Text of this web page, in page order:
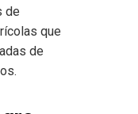
de
que
de